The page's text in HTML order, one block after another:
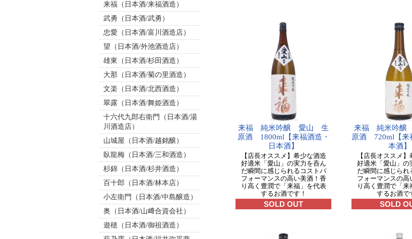
来福（日本酒/来福酒造）
武勇（日本酒/武勇）
忠愛（日本酒/富川酒造店）
望（日本酒/外池酒造店）
雄東（日本酒/杉田酒造）
大那（日本酒/菊の里酒造）
文楽（日本酒/北西酒造）
翠露（日本酒/舞姫酒造）
十六代九郎右衛門（日本酒/湯
川酒造店）
山城屋（日本酒/越銘醸）
臥龍梅（日本酒/三和酒造）
杉錦（日本酒/杉井酒造）
百十郎（日本酒/林本店）
小左衛門（日本酒/中島醸造）
奥（日本酒/山﨑合資会社）
遊穂（日本酒/御祖酒造）
来福 純米吟醸 愛山 生
原酒 1800ml【来福酒造・
日本酒】
【店長オススメ】希少な酒造
好適米「愛山」の実力を呑ん
だ瞬間に感じられるコストパ
フォーマンスの高い美酒！香
り高く豊潤で「来福」を代表
するお酒です！
SOLD OUT
来福 純米吟
原酒 720ml【来
本酒】
【店長オススメ
好適米「愛山」の
だ瞬間に感じられ
フォーマンスの高
り高く豊潤で「来
するお酒で
SOLD